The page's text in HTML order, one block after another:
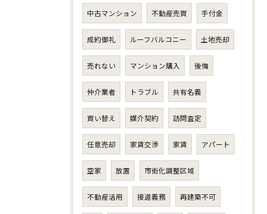
中古マンション 不動産売買 手付金
成約御礼 ルーフバルコニー 土地売却
売れない マンション購入 後悔
仲介業者 トラブル 共有名義
買い替え 媒介契約 訪問査定
任意売却 家賃交渉 家賃 アパート
空家 放置 市街化調整区域
不動産活用 接道義務 再建築不可